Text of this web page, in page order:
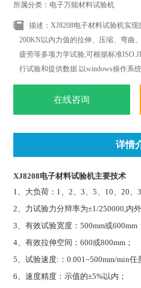
所属分类：电子万能材料试验机
描述：XJ8208电子材料试验机实
200KN以内力值的拉伸、压缩、弯曲
疲劳等多项力学试验,可根据标准
行试验和提供数据.以windows操作系
据可以任意删加,对曲线操作更加简便
历.叠加.分离.缩放.打印等全电子显示监
在线咨询
详情
XJ8208电子材料试验机主要技术
1、大负荷：1、2、3、5、10、20、
2、力试验力分辩率为±1/250000,内
3、有效试验宽度：500mm或600mm
4、有效拉伸空间：600或800mm；
5、试验速度:：0.001~500mm/min任
6、速度精度：示值的±5%以内；